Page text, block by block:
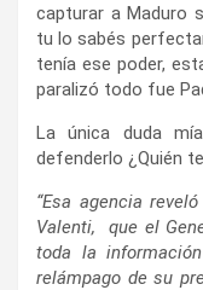
capturar a Maduro
tu lo sabés
tenía ese poder,
paralizó todo fue
La única duda
defenderlo ¿Quién
“Esa agencia
Valenti, que el
toda la
relámpago de su